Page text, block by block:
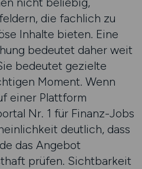
die fachlich zu
Inhalte bieten. Eine
bedeutet daher weit
bedeutet gezielte
Moment. Wenn
einer Plattform
Nr. 1 für Finanz-Jobs
deutlich, dass
das Angebot
prüfen. Sichtbarkeit